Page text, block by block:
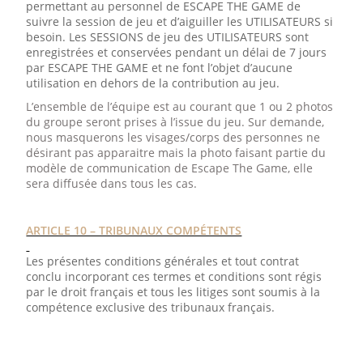
permettant au personnel de ESCAPE THE GAME de
suivre la session de jeu et d’aiguiller les UTILISATEURS si
besoin. Les SESSIONS de jeu des UTILISATEURS sont
enregistrées et conservées pendant un délai de 7 jours
par ESCAPE THE GAME et ne font l’objet d’aucune
utilisation en dehors de la contribution au jeu.
L’ensemble de l’équipe est au courant que 1 ou 2 photos
du groupe seront prises à l’issue du jeu. Sur demande,
nous masquerons les visages/corps des personnes ne
désirant pas apparaitre mais la photo faisant partie du
modèle de communication de Escape The Game, elle
sera diffusée dans tous les cas.
ARTICLE 10 – TRIBUNAUX COMPÉTENTS
Les présentes conditions générales et tout contrat
conclu incorporant ces termes et conditions sont régis
par le droit français et tous les litiges sont soumis à la
compétence exclusive des tribunaux français.